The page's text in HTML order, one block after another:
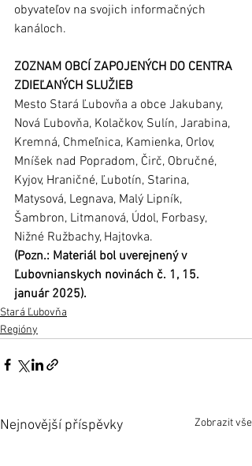
obyvateľov na svojich informačných
kanáloch.
ZOZNAM OBCÍ ZAPOJENÝCH DO CENTRA
ZDIEĽANÝCH SLUŽIEB
Mesto Stará Ľubovňa a obce Jakubany,
Nová Ľubovňa, Kolačkov, Sulín, Jarabina,
Kremná, Chmeľnica, Kamienka, Orlov,
Mníšek nad Popradom, Čirč, Obručné,
Kyjov, Hraničné, Ľubotín, Starina,
Matysová, Legnava, Malý Lipník,
Šambron, Litmanová, Údol, Forbasy,
Nižné Ružbachy, Hajtovka.
(Pozn.: Materiál bol uverejnený v
Ľubovnianskych novinách č. 1, 15.
január 2025).
Stará Ľubovňa
Regióny
Nejnovější příspěvky Zobrazit vše